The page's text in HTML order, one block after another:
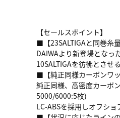
【セールスポイント】
■【23SALTIGAと同巻糸
DAIWAより新登場となっ
10SALTIGAを彷彿とさせ
■【純正同様カーボンワ
純正同様、高密度カーボ
5000/6000:5枚)
LC-ABSを採用しオフショ